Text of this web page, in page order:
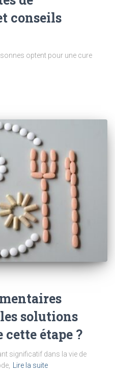
conseils
optent pour une cure
solutions
étape ?
significatif dans la vie de
Lire la suite